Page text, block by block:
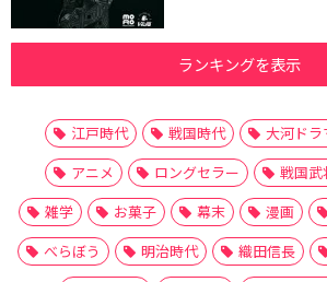
ランキングを表示
江戸時代 戦国時代 大河ドラ
アニメ
ロングセラー 戦国武
雑学
お菓子 幕末 漫画
べらぼう
明治時代 織田信長